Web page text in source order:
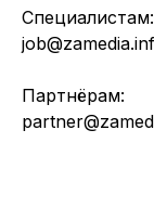
Специалистам:
Партнёрам: